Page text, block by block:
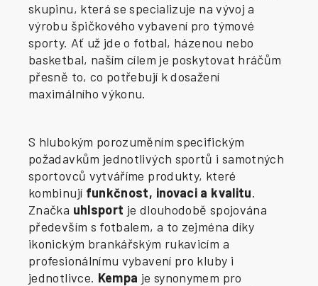
skupinu, která se specializuje na vývoj a
výrobu špičkového vybavení pro týmové
sporty. Ať už jde o fotbal, házenou nebo
basketbal, naším cílem je poskytovat hráčům
přesně to, co potřebují k dosažení
maximálního výkonu.
S hlubokým porozuměním specifickým
požadavkům jednotlivých sportů i samotných
sportovců vytváříme produkty, které
kombinují funkčnost, inovaci a kvalitu.
Značka uhlsport je dlouhodobě spojována
především s fotbalem, a to zejména díky
ikonickým brankářským rukavicím a
profesionálnímu vybavení pro kluby i
jednotlivce. Kempa je synonymem pro